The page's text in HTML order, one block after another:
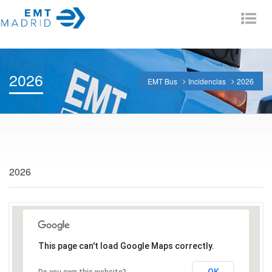
2026 EMT Bus Incidencias 2026
2026
This page can't load Google Maps correctly.